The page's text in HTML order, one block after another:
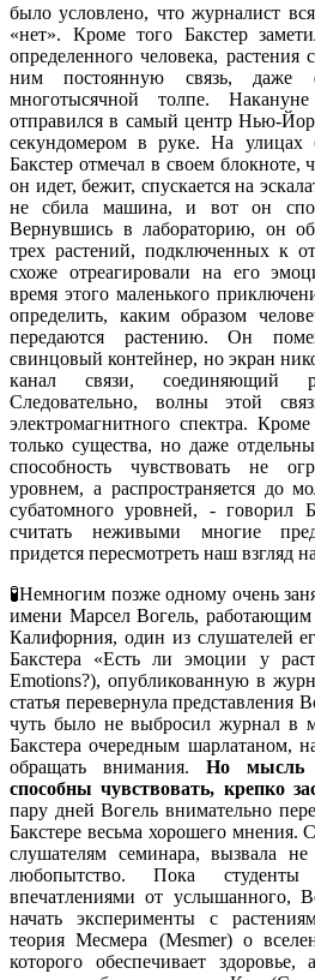
было условлено, что журналист
«нет». Кроме того Бакстер
определенного человека,
ним постоянную связь, даже
многотысячной толпе.
отправился в самый центр Нью-
секундомером в руке. На улицах
Бакстер отмечал в своем блокноте,
он идет, бежит, спускается на
не сбила машина, и вот он
Вернувшись в лабораторию, он
трех растений, подключенных к
схоже отреагировали на его
время этого маленького
определить, каким образом
передаются растению. Он
свинцовый контейнер, но экран
канал связи, соединяющий
Следовательно, волны этой
электромагнитного спектра.
только существа, но даже
способность чувствовать не
уровнем, а распространяется до
субатомного уровней, -
считать неживыми многие
придется пересмотреть наш взгляд
🧪Немногим позже одному очень
имени Марсел Вогель,
Калифорния, один из слушателей
Бакстера «Есть ли эмоции у
Emotions?), опубликованную в
статья перевернула представления
чуть было не выбросил журнал в
Бакстера очередным шарлатаном,
обращать внимания. Но мысль
способны чувствовать, крепко
пару дней Вогель внимательно
Бакстере весьма хорошего мнения.
слушателям семинара, вызвала
любопытство. Пока
впечатлениями от услышанного,
начать эксперименты с
теория Месмера (Mesmer) о
которого обеспечивает